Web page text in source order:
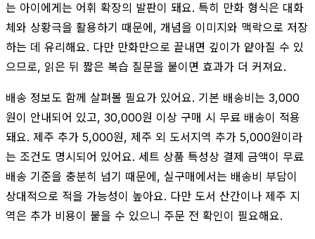
는 아이에게는 어휘 확장의 발판이 돼요. 특히 만화 형식은 대화
체와 상황극을 활용하기 때문에, 개념을 이미지와 맥락으로 저장
하는 데 유리해요. 다만 만화만으로 끝내면 깊이가 얕아질 수 있
으므로, 읽은 뒤 짧은 복습 질문을 붙이면 효과가 더 커져요.
배송 정보도 함께 살펴볼 필요가 있어요. 기본 배송비는 3,000
원이 안내되어 있고, 30,000원 이상 구매 시 무료 배송이 적용
돼요. 제주 추가 5,000원, 제주 외 도서지역 추가 5,000원이라
는 조건도 명시되어 있어요. 세트 상품 특성상 결제 금액이 무료
배송 기준을 충분히 넘기 때문에, 실구매에서는 배송비 부담이
상대적으로 적을 가능성이 높아요. 다만 도서 산간이나 제주 지
역은 추가 비용이 붙을 수 있으니 주문 전 확인이 필요해요.